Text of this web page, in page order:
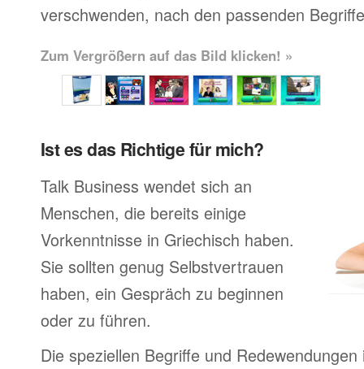
verschwenden, nach den passenden
Zum Vergrößern auf das Bild klicken! »
Ist es das Richtige für mich?
Talk Business wendet sich an
Menschen, die bereits einige
Vorkenntnisse in Griechisch haben.
Sie sollten genug Selbstvertrauen
haben, ein Gespräch zu beginnen
oder zu führen.
Die speziellen Begriffe und Redewendungen